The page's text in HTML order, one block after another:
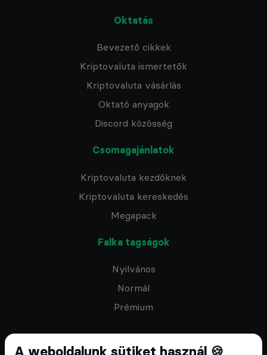
A weboldalunk sütiket használ 🍪
Oktatás
Bevezető cikkek
Kriptovaluta ismertetők
Kriptovaluta vásárlás
Oktató anyagok
Discord közösség
Csomagajánlatok
Kriptovaluta kezdőknek
Kriptovaluta kereskedés
Megapack
Falka tagságok
Nyilvános
Normál
Prémium